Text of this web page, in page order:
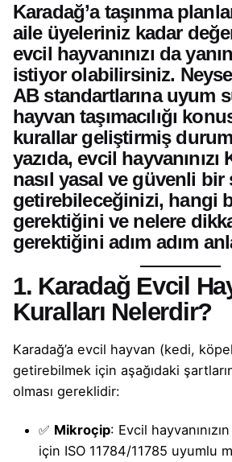
Karadağ’a taşınma
aile üyeleriniz kadar
evcil hayvanınızı da
istiyor olabilirsiniz.
AB standartlarına uyum
hayvan taşımacılığı
kurallar geliştirmiş
yazıda, evcil hayvanınızı
nasıl yasal ve güvenli bir
getirebileceğinizi, hangi
gerektiğini ve nelere
gerektiğini adım adım
1. Karadağ Evcil
Kuralları Nelerdir?
Karadağ’a evcil hayvan (kedi,
getirebilmek için aşağıdaki
olması gereklidir:
✅ Mikroçip: Evcil
için ISO 11784/11785 uyumlu